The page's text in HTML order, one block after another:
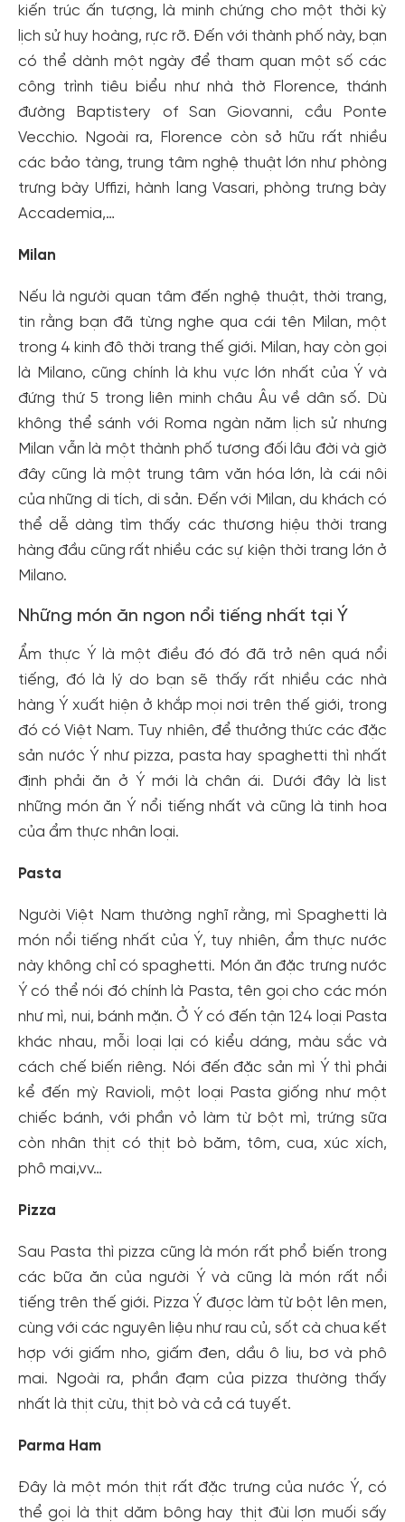
kiến trúc ấn tượng, là minh chứng cho một thời kỳ
lịch sử huy hoàng, rực rỡ. Đến với thành phố này, bạn
có thể dành một ngày để tham quan một số các
công trình tiêu biểu như nhà thờ Florence, thánh
đường Baptistery of San Giovanni, cầu Ponte
Vecchio. Ngoài ra, Florence còn sở hữu rất nhiều
các bảo tàng, trung tâm nghệ thuật lớn như phòng
trưng bày Uffizi, hành lang Vasari, phòng trưng bày
Accademia,…
Milan
Nếu là người quan tâm đến nghệ thuật, thời trang,
tin rằng bạn đã từng nghe qua cái tên Milan, một
trong 4 kinh đô thời trang thế giới. Milan, hay còn gọi
là Milano, cũng chính là khu vực lớn nhất của Ý và
đứng thứ 5 trong liên minh châu Âu về dân số. Dù
không thể sánh với Roma ngàn năm lịch sử nhưng
Milan vẫn là một thành phố tương đối lâu đời và giờ
đây cũng là một trung tâm văn hóa lớn, là cái nôi
của những di tích, di sản. Đến với Milan, du khách có
thể dễ dàng tìm thấy các thương hiệu thời trang
hàng đầu cũng rất nhiều các sự kiện thời trang lớn ở
Milano.
Những món ăn ngon nổi tiếng nhất tại Ý
Ẩm thực Ý là một điều đó đó đã trở nên quá nổi
tiếng, đó là lý do bạn sẽ thấy rất nhiều các nhà
hàng Ý xuất hiện ở khắp mọi nơi trên thế giới, trong
đó có Việt Nam. Tuy nhiên, để thưởng thức các đặc
sản nước Ý như pizza, pasta hay spaghetti thì nhất
định phải ăn ở Ý mới là chân ái. Dưới đây là list
những món ăn Ý nổi tiếng nhất và cũng là tinh hoa
của ẩm thực nhân loại.
Pasta
Người Việt Nam thường nghĩ rằng, mì Spaghetti là
món nổi tiếng nhất của Ý, tuy nhiên, ẩm thực nước
này không chỉ có spaghetti. Món ăn đặc trưng nước
Ý có thể nói đó chính là Pasta, tên gọi cho các món
như mì, nui, bánh mặn. Ở Ý có đến tận 124 loại Pasta
khác nhau, mỗi loại lại có kiểu dáng, màu sắc và
cách chế biến riêng. Nói đến đặc sản mì Ý thì phải
kể đến mỳ Ravioli, một loại Pasta giống như một
chiếc bánh, với phần vỏ làm từ bột mì, trứng sữa
còn nhân thịt có thịt bò băm, tôm, cua, xúc xích,
phô mai,vv…
Pizza
Sau Pasta thì pizza cũng là món rất phổ biến trong
các bữa ăn của người Ý và cũng là món rất nổi
tiếng trên thế giới. Pizza Ý được làm từ bột lên men,
cùng với các nguyên liệu như rau củ, sốt cà chua kết
hợp với giấm nho, giấm đen, dầu ô liu, bơ và phô
mai. Ngoài ra, phần đạm của pizza thường thấy
nhất là thịt cừu, thịt bò và cả cá tuyết.
Parma Ham
Đây là một món thịt rất đặc trưng của nước Ý, có
thể gọi là thịt dăm bông hay thịt đùi lợn muối sấy